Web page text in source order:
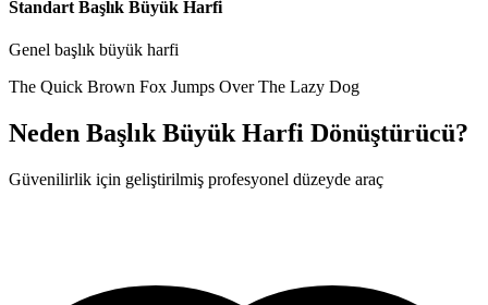
Standart Başlık Büyük Harfi
Genel başlık büyük harfi
The Quick Brown Fox Jumps Over The Lazy Dog
Neden Başlık Büyük Harfi Dönüştürücü?
Güvenilirlik için geliştirilmiş profesyonel düzeyde araç